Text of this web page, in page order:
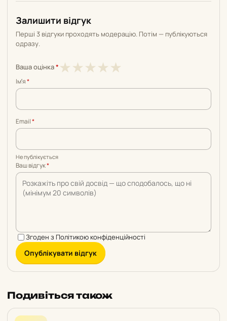
Залишити відгук
Перші 3 відгуки проходять модерацію. Потім — публікуються
одразу.
Ваша оцінка* ★
5
★4
5
★3
5
★2
5
★1
5
Імʼя*
Email*
Не публікується
Ваш відгук*
Згоден з Політикою конфіденційності
Опублікувати відгук
Подивіться також